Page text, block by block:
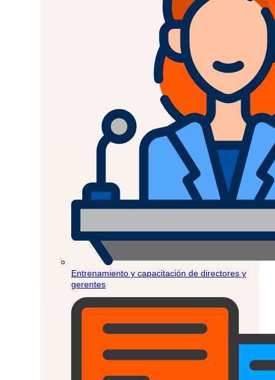
Entrenamiento y capacitación de directores y
gerentes